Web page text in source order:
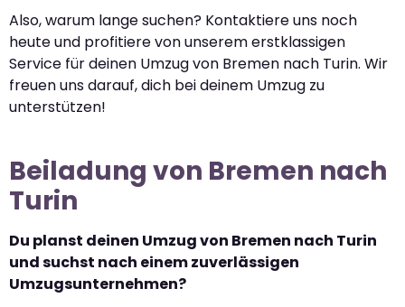
Also, warum lange suchen? Kontaktiere uns noch
heute und profitiere von unserem erstklassigen
Service für deinen Umzug von Bremen nach Turin. Wir
freuen uns darauf, dich bei deinem Umzug zu
unterstützen!
Beiladung von Bremen nach
Turin
Du planst deinen Umzug von Bremen nach Turin
und suchst nach einem zuverlässigen
Umzugsunternehmen?